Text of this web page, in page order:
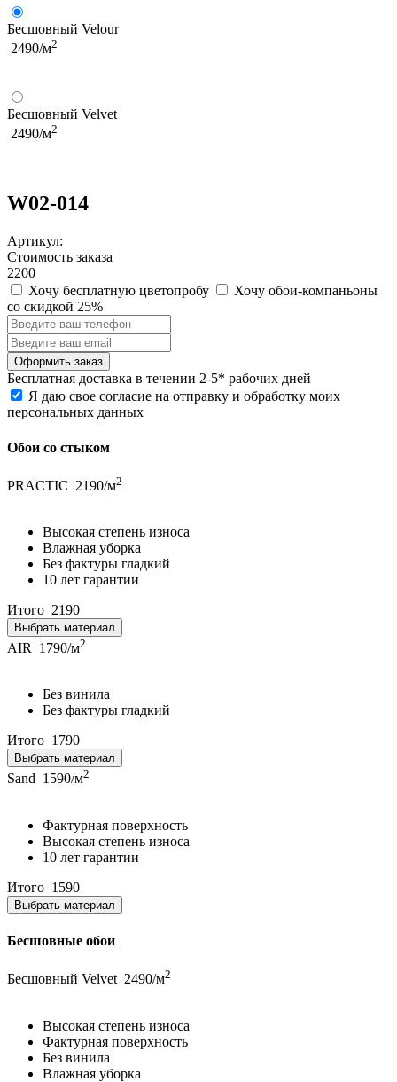
Бесшовный Velour
2490/м2
Бесшовный Velvet
2490/м2
W02-014
Артикул:
Стоимость заказа
2200
Хочу бесплатную цветопробу
Хочу обои-компаньоны
со скидкой 25%
Бесплатная доставка в течении 2-5* рабочих дней
Я даю свое согласие на отправку и обработку моих
персональных данных
Обои со стыком
PRACTIC 2190/м2
Высокая степень износа
Влажная уборка
Без фактуры гладкий
10 лет гарантии
Итого 2190
Выбрать материал
AIR 1790/м2
Без винила
Без фактуры гладкий
Итого 1790
Выбрать материал
Sand 1590/м2
Фактурная поверхность
Высокая степень износа
10 лет гарантии
Итого 1590
Выбрать материал
Бесшовные обои
Бесшовный Velvet 2490/м2
Высокая степень износа
Фактурная поверхность
Без винила
Влажная уборка